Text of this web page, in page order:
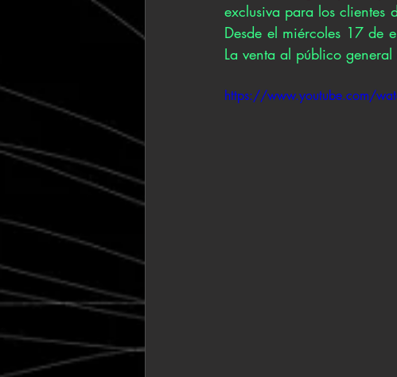
exclusiva para los clientes
Desde el miércoles 17 de
La venta al público
https://www.youtube.com/